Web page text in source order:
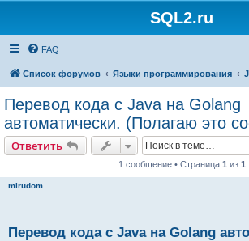
SQL2.ru
FAQ
Список форумов Языки программирования
Перевод кода с Java на Golang
автоматически. (Полагаю это
Ответить
1 сообщение • Страница 1 из 1
mirudom
Перевод кода с Java на Golang